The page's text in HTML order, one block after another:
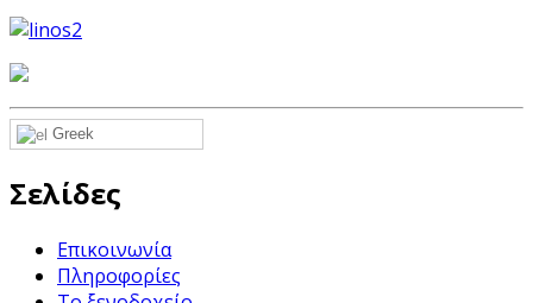
Greek
Σελίδες
Επικοινωνία
Πληροφορίες